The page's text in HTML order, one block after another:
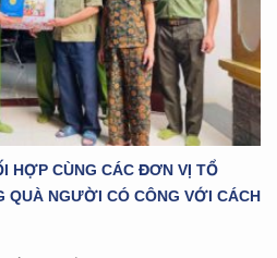
HỢP CÙNG CÁC ĐƠN VỊ TỔ
QUÀ NGƯỜI CÓ CÔNG VỚI CÁCH